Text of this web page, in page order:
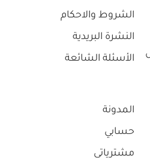
الشروط والاحكام
النشرة البريدية
الأسئلة الشائعة
المدونة
حسابي
مشترياتي